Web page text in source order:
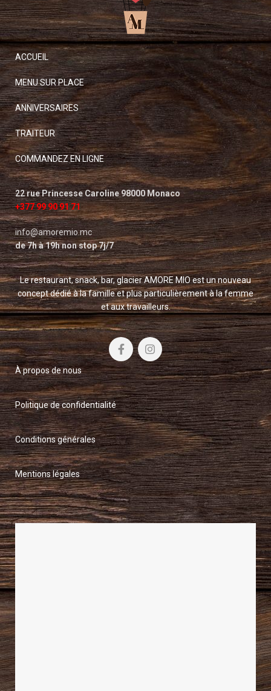
ACCUEIL
MENU SUR PLACE
ANNIVERSAIRES
TRAITEUR
COMMANDEZ EN LIGNE
22 rue Princesse Caroline 98000 Monaco
+377 99 90 91 71
info@amoremio.mc
de 7h à 19h non stop 7j/7
Le restaurant, snack, bar, glacier AMORE MIO est un nouveau
concept dédié à la famille et plus particulièrement à la femme
et aux travailleurs.
À propos de nous
Politique de confidentialité
Conditions générales
Mentions légales